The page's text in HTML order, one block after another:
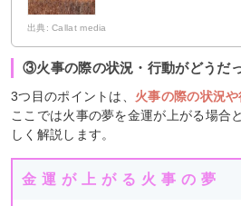
出典: Callat media
③火事の際の状況・行動がどうだ
3つ目のポイントは、 火事の際の状況
ここでは火事の夢を金運が上がる場合
しく解説します。
金運が上がる火事の夢